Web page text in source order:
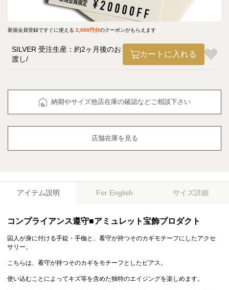
新規会員登録ですぐに使える 2,000円分のクーポンがもらえます
SILVER 受注生産：約2ヶ月後のお
渡し
カートに入れる
納期やサイズ他店在庫の確認などご相談下さい
店舗在庫を見る
アイテム説明 For English サイズ詳細
コンプライアンス遵守■アミュレット宝飾プロダクト
囚人が身に付ける手錠・手枷と、看守が持つそのカギモチーフにしたアクセ
サリー。
こちらは、看守が持つそのカギをモチーフとしたピアス。
使い込むことによってキズ等を含めた独特のエイジングを楽しめます。